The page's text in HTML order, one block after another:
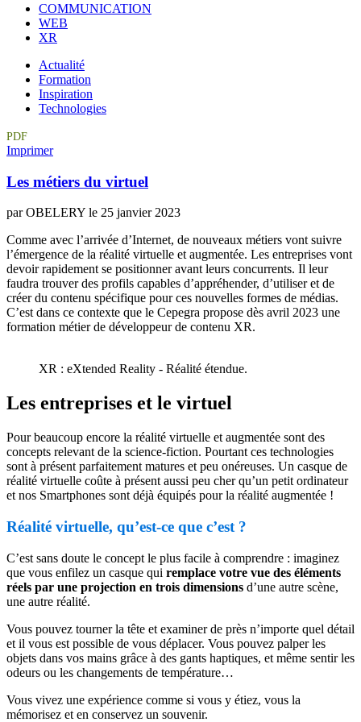
COMMUNICATION
WEB
XR
Actualité
Formation
Inspiration
Technologies
PDF
Imprimer
Les métiers du virtuel
par OBELERY le 25 janvier 2023
Comme avec l’arrivée d’Internet, de nouveaux métiers vont suivre
l’émergence de la réalité virtuelle et augmentée. Les entreprises vont
devoir rapidement se positionner avant leurs concurrents. Il leur
faudra trouver des profils capables d’appréhender, d’utiliser et de
créer du contenu spécifique pour ces nouvelles formes de médias.
C’est dans ce contexte que le Cepegra propose dès avril 2023 une
formation métier de développeur de contenu XR.
XR : eXtended Reality - Réalité étendue.
Les entreprises et le virtuel
Pour beaucoup encore la réalité virtuelle et augmentée sont des
concepts relevant de la science-fiction. Pourtant ces technologies
sont à présent parfaitement matures et peu onéreuses. Un casque de
réalité virtuelle coûte à présent aussi peu cher qu’un petit ordinateur
et nos Smartphones sont déjà équipés pour la réalité augmentée !
Réalité virtuelle, qu’est-ce que c’est ?
C’est sans doute le concept le plus facile à comprendre : imaginez
que vous enfilez un casque qui remplace votre vue des éléments
réels par une projection en trois dimensions d’une autre scène,
une autre réalité.
Vous pouvez tourner la tête et examiner de près n’importe quel détail
et il vous est possible de vous déplacer. Vous pouvez palper les
objets dans vos mains grâce à des gants haptiques, et même sentir les
odeurs ou les changements de température…
Vous vivez une expérience comme si vous y étiez, vous la
mémorisez et en conservez un souvenir.